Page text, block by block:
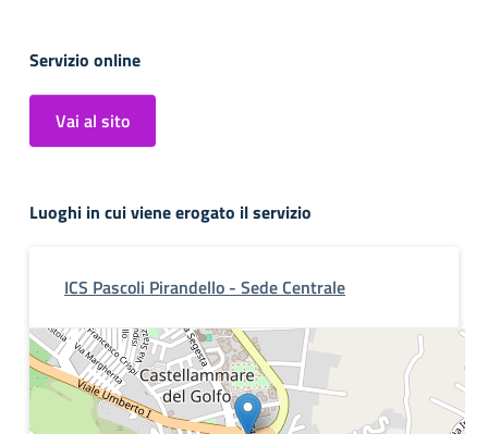
Servizio online
Vai al sito
Luoghi in cui viene erogato il servizio
ICS Pascoli Pirandello - Sede Centrale